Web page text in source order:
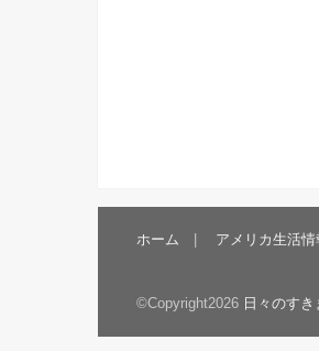
ホーム アメリカ生活情
©Copyright2026 日々のすき